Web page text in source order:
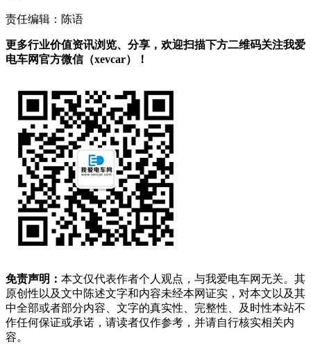
责任编辑：陈语
更多行业价值资讯浏览、分享，欢迎扫描下方二维码关注我爱
电车网官方微信（xevcar）！
免责声明： 本文仅代表作者个人观点，与我爱电车网无关。其
原创性以及文中陈述文字和内容未经本网证实，对本文以及其
中全部或者部分内容、文字的真实性、完整性、及时性本站不
作任何保证或承诺，请读者仅作参考，并请自行核实相关内
容。